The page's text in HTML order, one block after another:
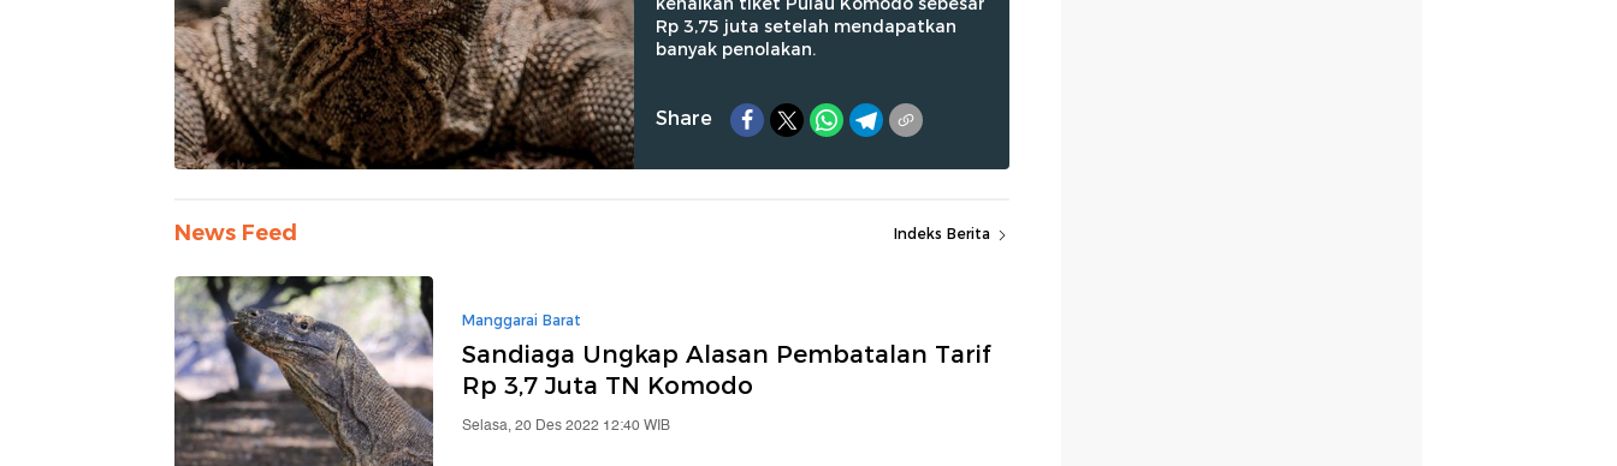
Rp 3,75 juta setelah mendapatkan
banyak penolakan.
Share
News Feed Indeks Berita
Manggarai Barat
Sandiaga Ungkap Alasan Pembatalan Tarif
Rp 3,7 Juta TN Komodo
Selasa, 20 Des 2022 12:40 WIB